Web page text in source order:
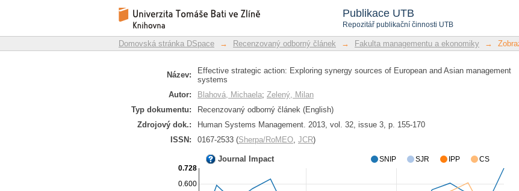
Publikace UTB
Repozitář publikační činnosti UTB
Effective strategic action: Exploring synergy sources
management systems
Repozitář DSpace/Manakin
Domovská stránka DSpace → Recenzovaný odborný článek → Fakulta managementu a ekonomiky →
Název:
Effective strategic action: Exploring synergy sources of European and Asian management
systems
Autor:
Blahová, Michaela; Zelený, Milan
Typ dokumentu:
Recenzovaný odborný článek (English)
Zdrojový dok.:
Human Systems Management. 2013, vol. 32, issue 3, p. 155-170
ISSN:
0167-2533 (Sherpa/RoMEO, JCR)
Journal Impact
0.600
0.728
SNIP SJR IPP CS